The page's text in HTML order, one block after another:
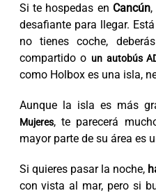
Si te hospedas en Cancún,
desafiante para llegar.
no tienes coche,
compartido o un autobús
como Holbox es una isla,
Aunque la isla es más
Mujeres, te parecerá
mayor parte de su área es
Si quieres pasar la noche,
con vista al mar, pero si